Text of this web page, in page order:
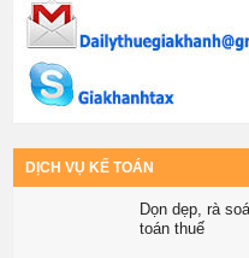
DỊCH VỤ KẾ TOÁN
Dọn dẹp, rà
toán thuế